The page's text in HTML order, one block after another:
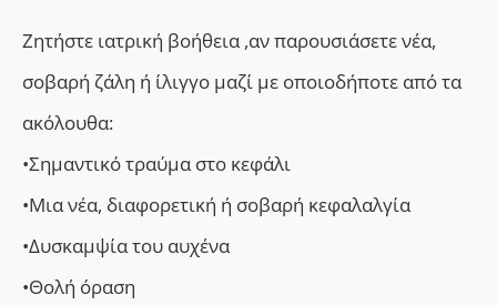
Ζητήστε ιατρική βοήθεια ,αν παρουσιάσετε νέα,
σοβαρή ζάλη ή ίλιγγο μαζί με οποιοδήποτε από τα
ακόλουθα:
•Σημαντικό τραύμα στο κεφάλι
•Μια νέα, διαφορετική ή σοβαρή κεφαλαλγία
•Δυσκαμψία του αυχένα
•Θολή όραση